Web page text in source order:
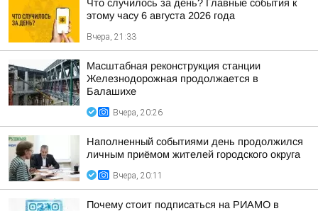
Что случилось за день? Главные события к
этому часу 6 августа 2026 года
Вчера, 21:33
Масштабная реконструкция станции
Железнодорожная продолжается в
Балашихе
Вчера, 20:26
Наполненный событиями день продолжился
личным приёмом жителей городского округа
Вчера, 20:11
Почему стоит подписаться на РИАМО в